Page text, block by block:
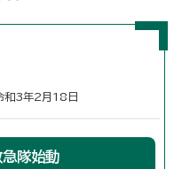
3年2月18日
隊始動